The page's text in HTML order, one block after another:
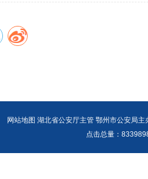
网站地图 湖北省公安厅主管 鄂州市公安局
点击总量：